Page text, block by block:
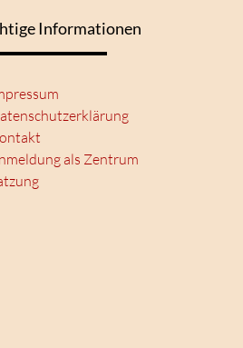
Informationen
als Zentrum